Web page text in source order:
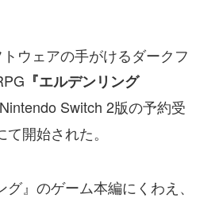
ウェアの手がけるダークフ
『エルデンリング
Switch 2版の予約受
開始された。
』のゲーム本編にくわえ、